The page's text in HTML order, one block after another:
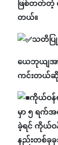
ဖြစ်တတ်တဲ့
တယ်။
သတိပြုစ
ယေဘုယျအာ
ကင်းတယ်ဆို
ကိုယ်ဝန်
မှာ ၅ ရက်အ
ခဲ့ရင် ကိုယ်ဝ
နည်းတစ်ခုခု